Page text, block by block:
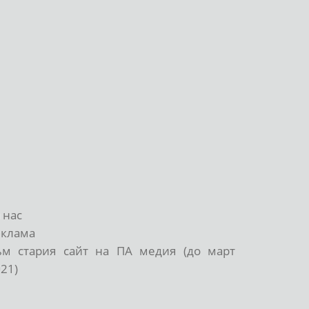
нас
стария сайт на ПА медия (до март